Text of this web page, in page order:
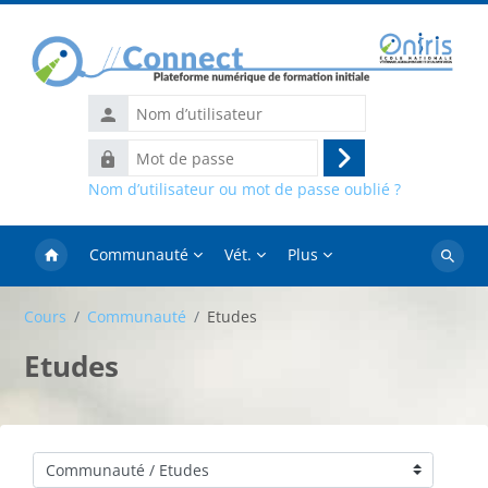
Nom
d’utilisateur
Mot
de
Connexion
Nom d’utilisateur ou mot de passe oublié ?
Communauté Vét. Plus
Cours Communauté Etudes
Etudes
Catégories de cours